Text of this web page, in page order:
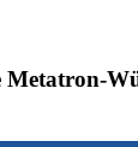
Metatron-